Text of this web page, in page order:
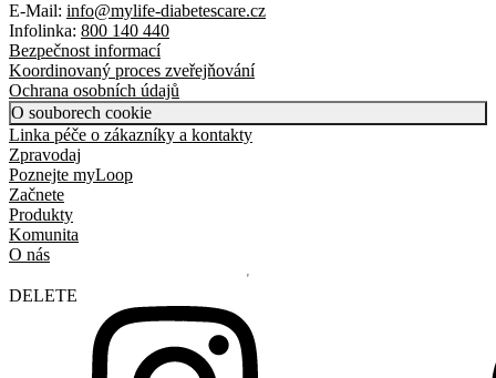
E-Mail: info@mylife-diabetescare.cz
Infolinka: 800 140 440
Bezpečnost informací
Koordinovaný proces zveřejňování
Ochrana osobních údajů
O souborech cookie
Linka péče o zákazníky a kontakty
Zpravodaj
Poznejte myLoop
Začnete
Produkty
Komunita
O nás
DELETE